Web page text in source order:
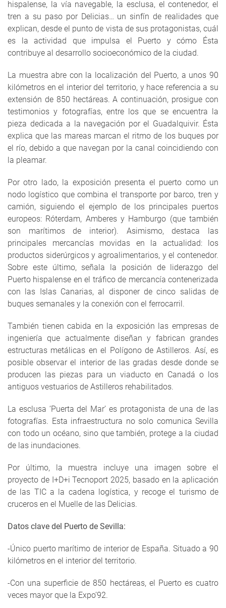
hispalense, la vía navegable, la esclusa, el contenedor, el
tren a su paso por Delicias… un sinfín de realidades que
explican, desde el punto de vista de sus protagonistas, cuál
es la actividad que impulsa el Puerto y cómo Ésta
contribuye al desarrollo socioeconómico de la ciudad.
La muestra abre con la localización del Puerto, a unos 90
kilómetros en el interior del territorio, y hace referencia a su
extensión de 850 hectáreas. A continuación, prosigue con
testimonios y fotografías, entre los que se encuentra la
pieza dedicada a la navegación por el Guadalquivir. Ésta
explica que las mareas marcan el ritmo de los buques por
el río, debido a que navegan por la canal coincidiendo con
la pleamar.
Por otro lado, la exposición presenta el puerto como un
nodo logístico que combina el transporte por barco, tren y
camión, siguiendo el ejemplo de los principales puertos
europeos: Róterdam, Amberes y Hamburgo (que también
son marítimos de interior). Asimismo, destaca las
principales mercancías movidas en la actualidad: los
productos siderúrgicos y agroalimentarios, y el contenedor.
Sobre este último, señala la posición de liderazgo del
Puerto hispalense en el tráfico de mercancía contenerizada
con las Islas Canarias, al disponer de cinco salidas de
buques semanales y la conexión con el ferrocarril.
También tienen cabida en la exposición las empresas de
ingeniería que actualmente diseñan y fabrican grandes
estructuras metálicas en el Polígono de Astilleros. Así, es
posible observar el interior de las gradas desde donde se
producen las piezas para un viaducto en Canadá o los
antiguos vestuarios de Astilleros rehabilitados.
La esclusa ‘Puerta del Mar’ es protagonista de una de las
fotografías. Esta infraestructura no solo comunica Sevilla
con todo un océano, sino que también, protege a la ciudad
de las inundaciones.
Por último, la muestra incluye una imagen sobre el
proyecto de I+D+i Tecnoport 2025, basado en la aplicación
de las TIC a la cadena logística, y recoge el turismo de
cruceros en el Muelle de las Delicias.
Datos clave del Puerto de Sevilla:
-Único puerto marítimo de interior de España. Situado a 90
kilómetros en el interior del territorio.
-Con una superficie de 850 hectáreas, el Puerto es cuatro
veces mayor que la Expo’92.